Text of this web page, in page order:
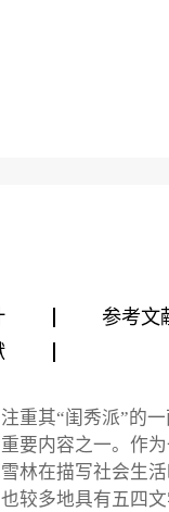
参考文
重其“闺秀派”的
要内容之一。作
林在描写社会生
较多地具有五四